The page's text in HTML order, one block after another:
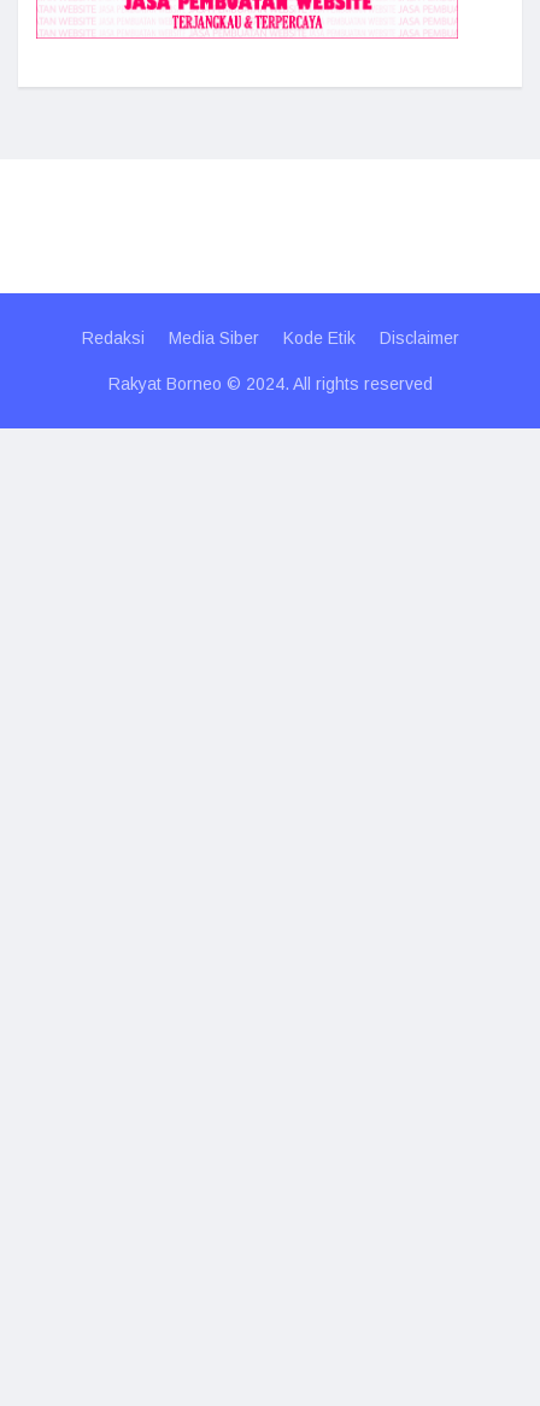
Redaksi Media Siber Kode Etik Disclaimer
Rakyat Borneo © 2024. All rights reserved